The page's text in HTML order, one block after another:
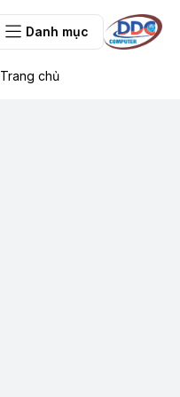
Danh mục
Trang chủ